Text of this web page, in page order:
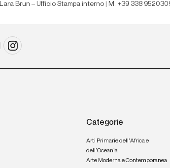
Lara Brun – Ufficio Stampa interno | M . +39 338
Categorie
Arti Primarie dell'Africa e
dell'Oceania
Arte Moderna e Contemporanea